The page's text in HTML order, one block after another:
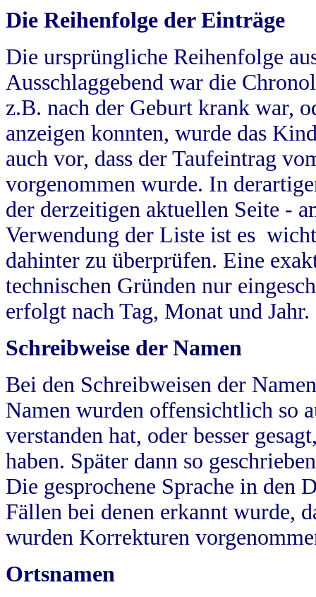
Die Reihenfolge der Einträge
Die ursprüngliche Reihenfolge
Ausschlaggebend war die
z.B. nach der Geburt krank war,
anzeigen konnten, wurde das
auch vor, dass der Taufeintrag
vorgenommen wurde. In
der derzeitigen aktuellen Seite -
Verwendung der Liste ist es
dahinter zu überprüfen. Eine
technischen Gründen nur
erfolgt nach Tag, Monat und Jahr.
Schreibweise der Namen
Bei den Schreibweisen der
Namen wurden offensichtlich so
verstanden hat, oder besser
haben. Später dann so
Die gesprochene Sprache in
Fällen bei denen erkannt wurde,
wurden Korrekturen
Ortsnamen